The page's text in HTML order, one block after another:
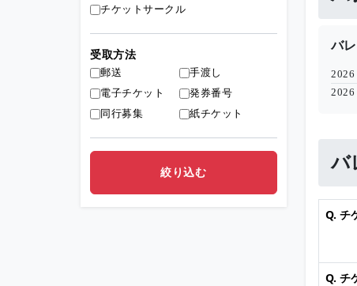
バ
2026
2026
バ
Q. チ
Q. チ
チケットサークル
受取方法
郵送
手渡し
電子チケット
発券番号
同行募集
紙チケット